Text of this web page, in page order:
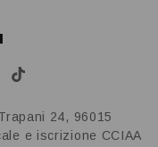
24, 96015
e iscrizione CCIAA